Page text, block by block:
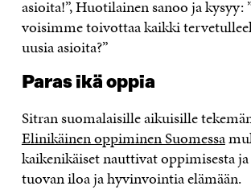
asioita!”, Huotilainen sanoo ja kysyy:
voisimme toivottaa kaikki
uusia asioita?”
Paras ikä oppia
Sitran suomalaisille aikuisille
Elinikäinen oppiminen Suomessa
kaikenikäiset nauttivat oppimisesta
tuovan iloa ja hyvinvointia elämään.